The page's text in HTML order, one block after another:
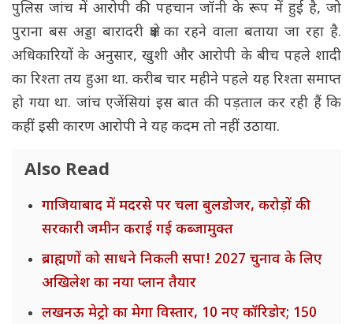
पुलिस जांच में आरोपी की पहचान जॉनी के रूप में हुई है, जो
पुराना बस अड्डा बारादरी क्षेत्र का रहने वाला बताया जा रहा है.
अधिकारियों के अनुसार, खुशी और आरोपी के बीच पहले शादी
का रिश्ता तय हुआ था. करीब चार महीने पहले यह रिश्ता समाप्त
हो गया था. जांच एजेंसियां इस बात की पड़ताल कर रही हैं कि
कहीं इसी कारण आरोपी ने यह कदम तो नहीं उठाया.
Also Read
गाजियाबाद में मदरसे पर चला बुलडोजर, करोड़ों की
सरकारी जमीन कराई गई कब्जामुक्त
ब्राह्मणों को साधने निकली सपा! 2027 चुनाव के लिए
अखिलेश का नया प्लान तैयार
लखनऊ मेट्रो का मेगा विस्तार, 10 नए कॉरिडोर; 150